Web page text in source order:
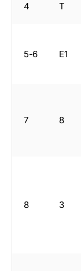
4 T
5-6 E1
7 8
8 3